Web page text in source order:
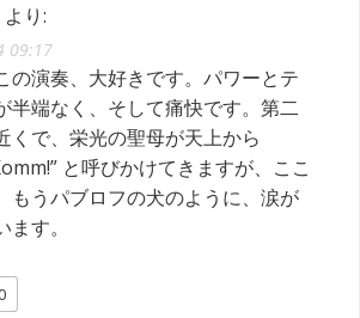
より:
09:17
の演奏、大好きです。パワーとテ
半端なく、そして痛快です。第二
くで、栄光の聖母が天上から
と呼びかけてきますが、ここ
もうパブロフの犬のように、涙が
す。